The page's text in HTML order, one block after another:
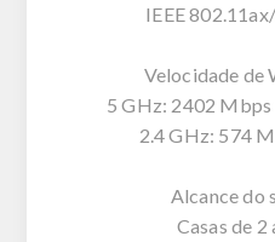
IEEE
Velocidade
5 GHz: 2402
2.4 GHz: 574
Alcance do
Casas de 2